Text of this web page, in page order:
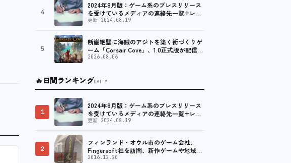
4
2024年8月版：ゲーム系のプレスリリース
を受けているメディアの連絡先一覧+レビ
ュー依頼先一覧
更新 2024.08.19
5
断崖絶壁に海賊のアジトを築く街づくりゲ
ーム「Corsair Cove」、1.0正式版が配信開
始！
2026.08.06
🔥日間ランキングDAILY
1
2024年8月版：ゲーム系のプレスリリース
を受けているメディアの連絡先一覧+レビ
ュー依頼先一覧
更新 2024.08.19
2
フィンランド・オウル市のゲーム会社、
Fingersoft社を訪問、新作ゲームや地域貢
献について聞いてきました
2016.12.20